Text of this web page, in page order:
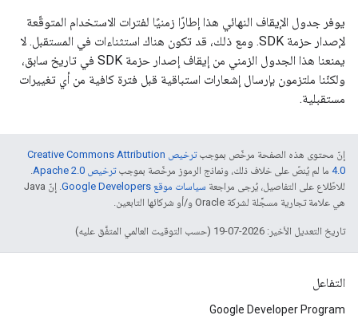
يوفر جدول الإيقاف النهائي هذا إطارًا زمنيًا لفترات الاستخدام المتوقّعة
لإصدار حزمة SDK. ومع ذلك، قد تكون هناك استثناءات في المستقبل. لا
يمنعنا هذا الجدول الزمني من إيقاف إصدار حزمة SDK في تاريخ سابق،
ولكنّنا ملتزمون بإرسال إشعارات استباقية قبل فترة كافية من أي تغييرات
مستقبلية.
إنّ محتوى هذه الصفحة مرخّص بموجب
ترخيص Creative Commons Attribution
4.0‏ ما لم يُنصّ على خلاف ذلك، ونماذج الرموز مرخّصة بموجبترخيص Apache 2.0‏
.
للاطّلاع على التفاصيل، يُرجى مراجعة سياسات موقع Google Developers‏
. إنّ Java
هي علامة تجارية مسجَّلة لشركة Oracle و/أو شركائها التابعين.
تاريخ التعديل الأخير: 2026-07-19 (حسب التوقيت العالمي المتفَّق عليه)
التفاعل
Google Developer Program